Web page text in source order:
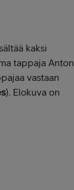
kaksi
tappaja Anton
vastaan
). Elokuva on